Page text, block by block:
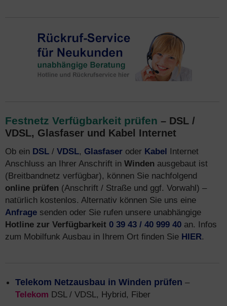
Festnetz Verfügbarkeit prüfen – DSL /
VDSL, Glasfaser und Kabel Internet
Ob ein DSL / VDSL, Glasfaser oder Kabel Internet
Anschluss an Ihrer Anschrift in Winden ausgebaut ist
(Breitbandnetz verfügbar), können Sie nachfolgend
online prüfen (Anschrift / Straße und ggf. Vorwahl) –
natürlich kostenlos. Alternativ können Sie uns eine
Anfrage senden oder Sie rufen unsere unabhängige
Hotline zur Verfügbarkeit 0 39 43 / 40 999 40 an. Infos
zum Mobilfunk Ausbau in Ihrem Ort finden Sie HIER.
Telekom Netzausbau in Winden prüfen –
Telekom DSL / VDSL, Hybrid, Fiber